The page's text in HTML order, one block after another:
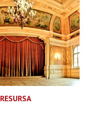
RESURSA